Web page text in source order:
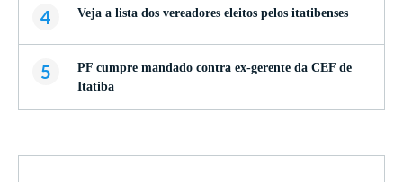
4 Veja a lista dos vereadores eleitos pelos itatibenses
5
PF cumpre mandado contra ex-gerente da CEF de
Itatiba